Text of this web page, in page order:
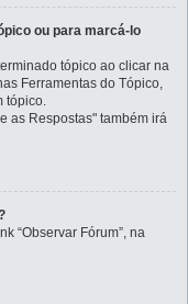
ou para marcá-lo
tópico ao clicar na
Ferramentas do Tópico,
tópico.
as Respostas" também irá
“Observar Fórum”, na